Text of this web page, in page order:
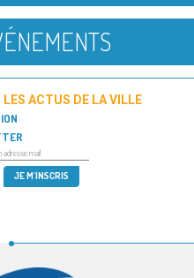
ACTUS DE LA VILLE